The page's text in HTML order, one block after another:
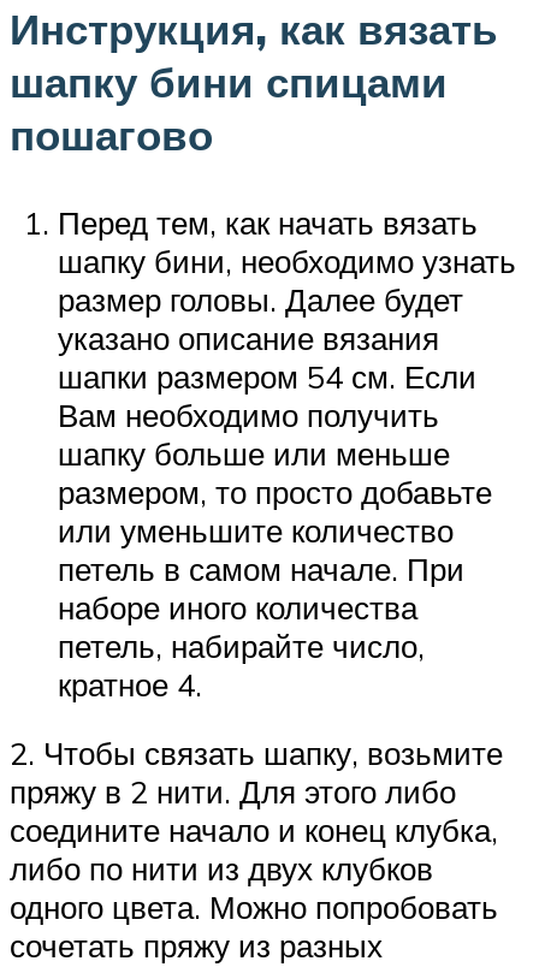
Инструкция, как вязать
шапку бини спицами
пошагово
Перед тем, как начать вязать
шапку бини, необходимо узнать
размер головы. Далее будет
указано описание вязания
шапки размером 54 см. Если
Вам необходимо получить
шапку больше или меньше
размером, то просто добавьте
или уменьшите количество
петель в самом начале. При
наборе иного количества
петель, набирайте число,
кратное 4.
2. Чтобы связать шапку, возьмите
пряжу в 2 нити. Для этого либо
соедините начало и конец клубка,
либо по нити из двух клубков
одного цвета. Можно попробовать
сочетать пряжу из разных